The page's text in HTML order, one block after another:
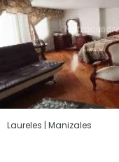
Laureles | Manizales